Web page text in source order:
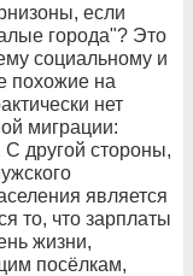
если
города"? Это
социальному и
похожие на
нет
миграции:
другой стороны,
является
то, что зарплаты
жизни,
посёлкам,